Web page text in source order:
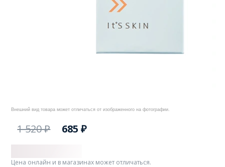
Внешний вид товара может отличаться от изображенного на фотографии.
1 520 ₽ 685 ₽
Цена онлайн и в магазинах может отличаться.